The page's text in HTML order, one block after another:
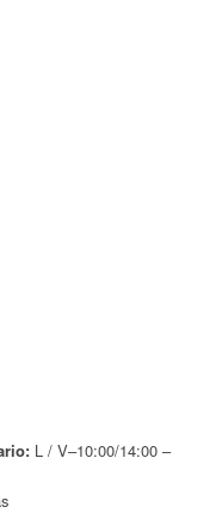
L / V–10:00/14:00 –